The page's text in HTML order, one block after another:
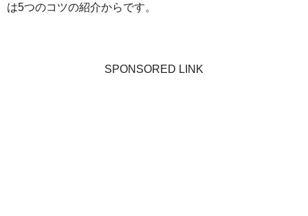
は5つのコツの紹介からです。
SPONSORED LINK